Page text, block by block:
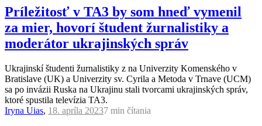
Príležitosť v TA3 by som hneď vymenil
za mier, hovorí študent žurnalistiky a
moderátor ukrajinských správ
Ukrajinskí študenti žurnalistiky z na Univerzity Komenského v
Bratislave (UK) a Univerzity sv. Cyrila a Metoda v Trnave (UCM)
sa po invázii Ruska na Ukrajinu stali tvorcami ukrajinských správ,
ktoré spustila televízia TA3.
Iryna Uias, 18. apríla 20237 min čítania